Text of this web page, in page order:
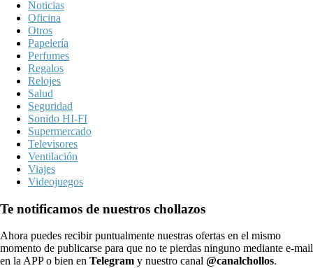
Noticias
Oficina
Otros
Papelería
Perfumes
Regalos
Relojes
Salud
Seguridad
Sonido HI-FI
Supermercado
Televisores
Ventilación
Viajes
Videojuegos
Te notificamos de nuestros chollazos
Ahora puedes recibir puntualmente nuestras ofertas en el mismo
momento de publicarse para que no te pierdas ninguno mediante e-mail
en la APP o bien en Telegram y nuestro canal @canalchollos.